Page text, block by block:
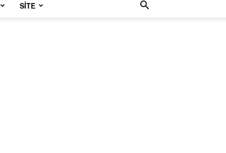
SİTE